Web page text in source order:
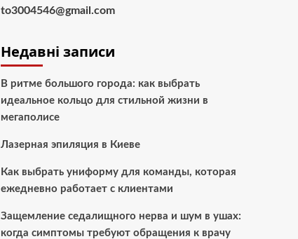
to3004546@gmail.com
Недавні записи
В ритме большого города: как выбрать
идеальное кольцо для стильной жизни в
мегаполисе
Лазерная эпиляция в Киеве
Как выбрать униформу для команды, которая
ежедневно работает с клиентами
Защемление седалищного нерва и шум в ушах:
когда симптомы требуют обращения к врачу